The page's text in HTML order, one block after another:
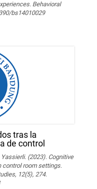
Behavioral
bs14010029
tras la
de control
Yassierli. (2023). Cognitive
room settings.
12(5), 274.